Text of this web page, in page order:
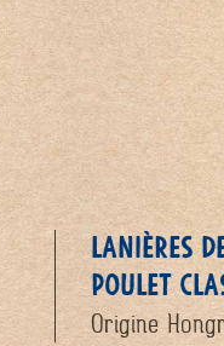
LANIÈRES
POULET
Origine